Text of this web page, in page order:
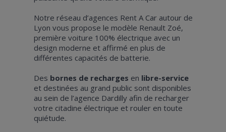
Notre réseau d’agences Rent A Car autour de
Lyon vous propose le modèle Renault Zoé,
première voiture 100% électrique avec un
design moderne et affirmé en plus de
différentes capacités de batterie.
Des bornes de recharges en libre-service
et destinées au grand public sont disponibles
au sein de l’agence Dardilly afin de recharger
votre citadine électrique et rouler en toute
quiétude.